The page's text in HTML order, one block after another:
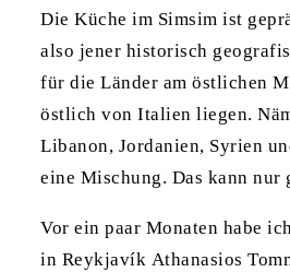
Die Küche im Simsim ist
also jener historisch
für die Länder am östlichen
östlich von Italien liegen.
Libanon, Jordanien, Syrien
eine Mischung. Das kann nur
Vor ein paar Monaten habe
in Reykjavík Athanasios